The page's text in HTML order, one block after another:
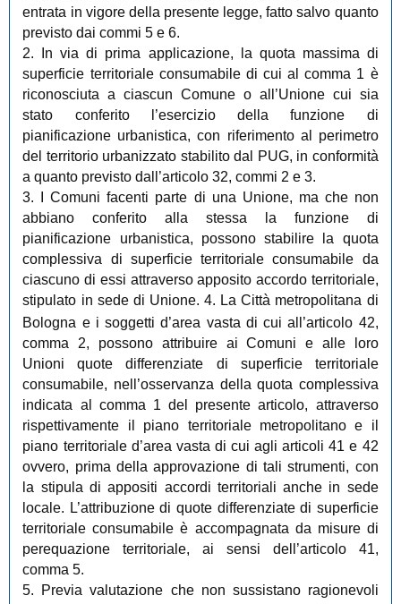
entrata in vigore della presente legge, fatto salvo quanto
previsto dai commi 5 e 6.
2. In via di prima applicazione, la quota massima di
superficie territoriale consumabile di cui al comma 1 è
riconosciuta a ciascun Comune o all’Unione cui sia
stato conferito l’esercizio della funzione di
pianificazione urbanistica, con riferimento al perimetro
del territorio urbanizzato stabilito dal PUG, in conformità
a quanto previsto dall’articolo 32, commi 2 e 3.
3. I Comuni facenti parte di una Unione, ma che non
abbiano conferito alla stessa la funzione di
pianificazione urbanistica, possono stabilire la quota
complessiva di superficie territoriale consumabile da
ciascuno di essi attraverso apposito accordo territoriale,
stipulato in sede di Unione.4. La Città metropolitana di
Bologna e i soggetti d’area vasta di cui all’articolo 42,
comma 2, possono attribuire ai Comuni e alle loro
Unioni quote differenziate di superficie territoriale
consumabile, nell’osservanza della quota complessiva
indicata al comma 1 del presente articolo, attraverso
rispettivamente il piano territoriale metropolitano e il
piano territoriale d’area vasta di cui agli articoli 41 e 42
ovvero, prima della approvazione di tali strumenti, con
la stipula di appositi accordi territoriali anche in sede
locale. L’attribuzione di quote differenziate di superficie
territoriale consumabile è accompagnata da misure di
perequazione territoriale, ai sensi dell’articolo 41,
comma 5.
5. Previa valutazione che non sussistano ragionevoli